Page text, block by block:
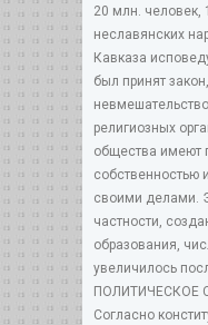
20 млн. человек,
неславянских
Кавказа
был принят
религиозных
общества имеют
собственностью
своими делами.
частности,
образования,
увеличилось
ПОЛИТИЧЕСКОЕ
Согласно